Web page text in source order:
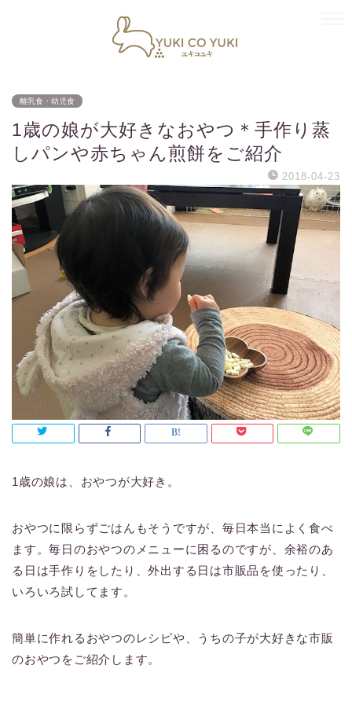
離乳食・幼児食
1歳の娘が大好きなおやつ＊手作り蒸
しパンや赤ちゃん煎餅をご紹介
2018-04-23
1歳の娘は、おやつが大好き。
おやつに限らずごはんもそうですが、毎日本当によく食べ
ます。毎日のおやつのメニューに困るのですが、余裕のあ
る日は手作りをしたり、外出する日は市販品を使ったり、
いろいろ試してます。
簡単に作れるおやつのレシピや、うちの子が大好きな市販
のおやつをご紹介します。